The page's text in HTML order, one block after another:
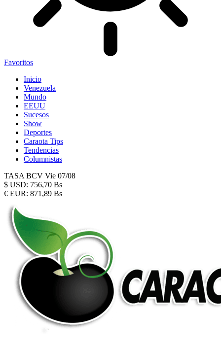
Favoritos
Inicio
Venezuela
Mundo
EEUU
Sucesos
Show
Deportes
Caraota Tips
Tendencias
Columnistas
TASA BCV Vie 07/08
$ USD: 756,70 Bs
€ EUR: 871,89 Bs